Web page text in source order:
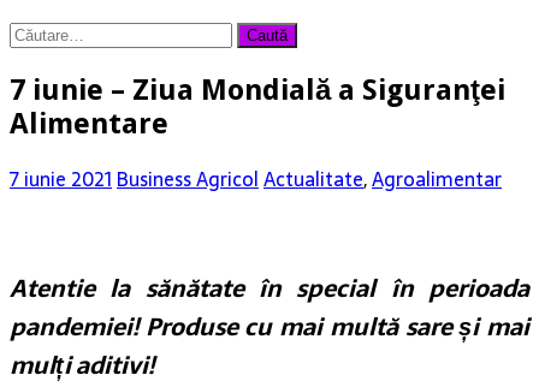
Caută
7 iunie – Ziua Mondială a Siguranţei
Alimentare
7 iunie 2021Business AgricolActualitate,Agroalimentar
Atentie la sănătate în special în perioada
pandemiei! Produse cu mai multă sare și mai
mulți aditivi!